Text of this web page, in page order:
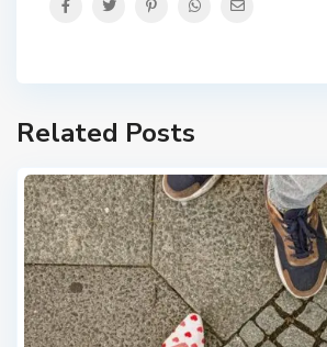
Related Posts